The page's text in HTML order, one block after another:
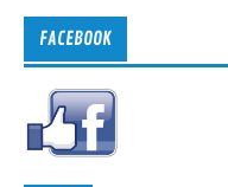
FACEBOOK